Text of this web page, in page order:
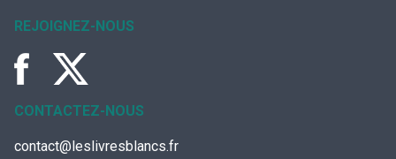
REJOIGNEZ-NOUS
CONTACTEZ-NOUS
contact@leslivresblancs.fr